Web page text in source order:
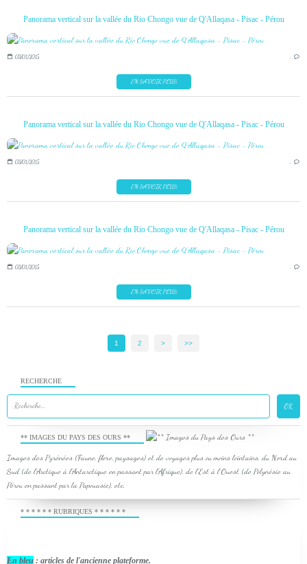
Panorama vertical sur la vallée du Rio Chongo vue de Q'Allaqasa - Pisac - Pérou
03/01/2015 …
EN SAVOIR PLUS
Panorama vertical sur la vallée du Rio Chongo vue de Q'Allaqasa - Pisac - Pérou
03/01/2015 …
EN SAVOIR PLUS
Panorama vertical sur la vallée du Rio Chongo vue de Q'Allaqasa - Pisac - Pérou
03/01/2015 …
EN SAVOIR PLUS
1 2 > >>
RECHERCHE
** IMAGES DU PAYS DES OURS **
Images des Pyrénées (Faune, flore, paysages) et de voyages plus ou moins lointains, du Nord au
Sud (de l'Arctique à l'Antarctique en passant par l'Afrique), de l'Est à l'Ouest (de Polynésie au
Pérou en passant par la Papouasie), etc.
* * * * * * RUBRIQUES * * * * * *
En bleu : articles de l'ancienne plateforme.